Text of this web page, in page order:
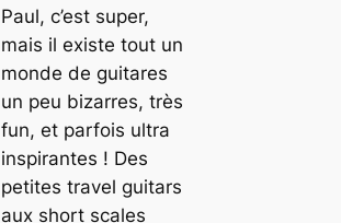
Paul, c’est super,
mais il existe tout un
monde de guitares
un peu bizarres, très
fun, et parfois ultra
inspirantes ! Des
petites travel guitars
aux short scales